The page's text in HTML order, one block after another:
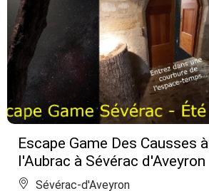
Escape Game Des Causses à
l'Aubrac à Sévérac d'Aveyron
Sévérac-d'Aveyron